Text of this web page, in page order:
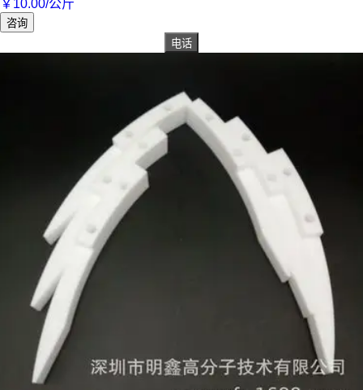
￥ 10.00/公斤
咨询
电话